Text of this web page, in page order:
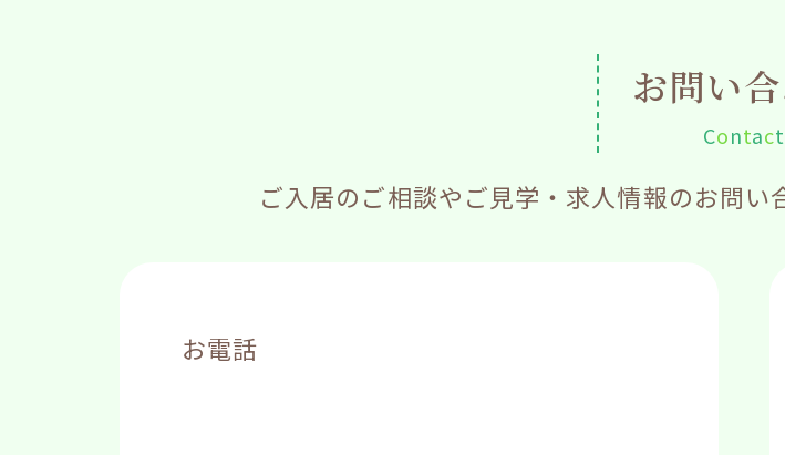
お問い
Contact
ご入居のご相談やご見学・求人情報のお問い
お電話